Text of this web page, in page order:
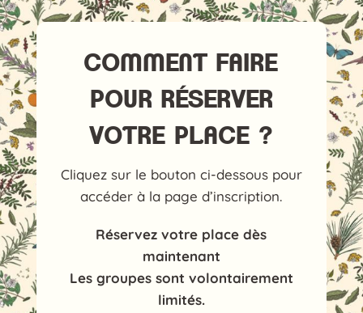
COMMENT FAIRE
POUR RÉSERVER
VOTRE PLACE ?
Cliquez sur le bouton ci-dessous pour
accéder à la page d’inscription.
Réservez votre place dès
maintenant
Les groupes sont volontairement
limités.